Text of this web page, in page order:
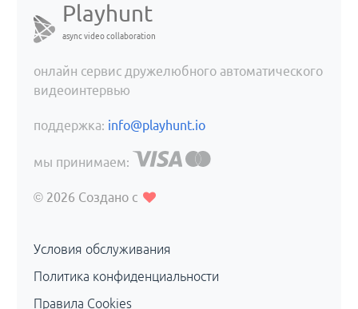
Playhunt
async video collaboration
онлайн сервис дружелюбного автоматического
видеоинтервью
поддержка: info@playhunt.io
мы принимаем:
© 2026 Создано с
Условия обслуживания
Политика конфиденциальности
Правила Cookies